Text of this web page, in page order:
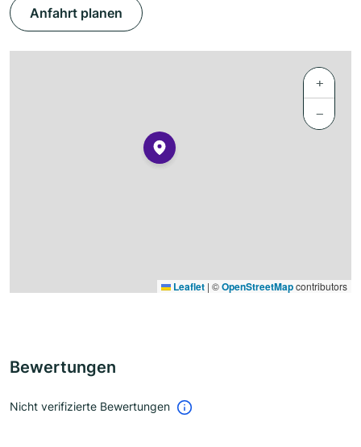
Anfahrt planen
+
−
Leaflet | ©OpenStreetMapcontributors
Bewertungen
Nicht verifizierte Bewertungen